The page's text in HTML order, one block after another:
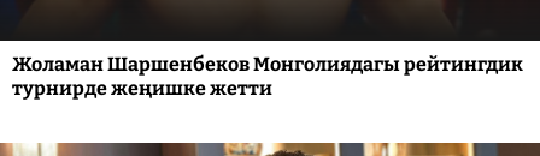
Жоламан Шаршенбеков Монголиядагы рейтингдик
турнирде жеңишке жетти